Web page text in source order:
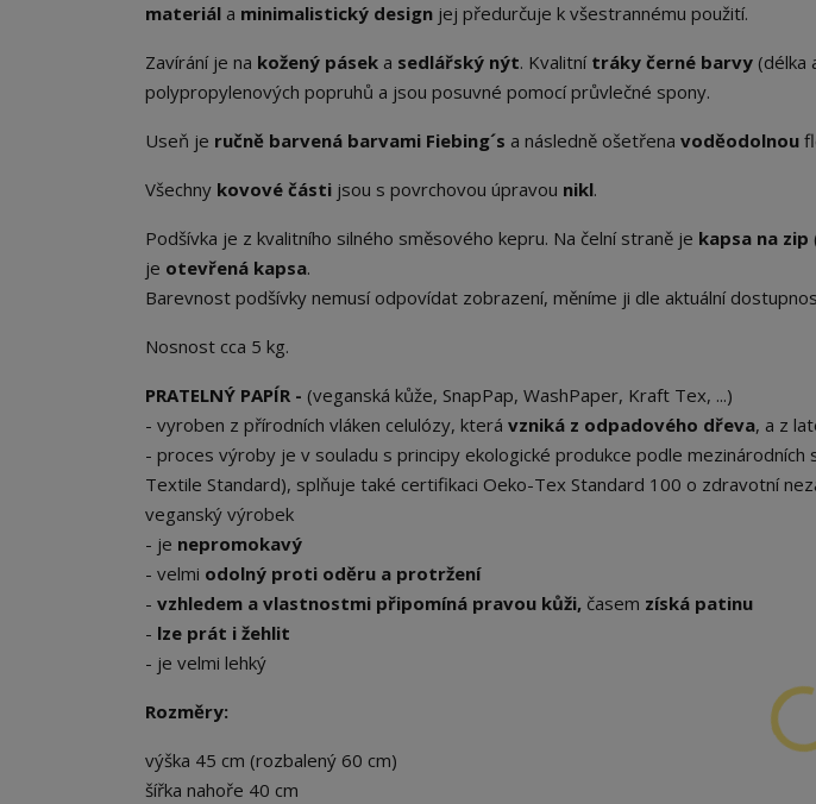
materiál a minimalistický design jej předurčuje k všestrannému použití.
Zavírání je na kožený pásek a sedlářský nýt. Kvalitnítráky černé barvy (délka
polypropylenových popruhů a jsou posuvné pomocí průvlečné spony.
Useň je ručně barvená barvami Fiebing´s a následně ošetřena voděodolnou
Všechny kovové části jsou s povrchovou úpravou nikl.
Podšívka je z kvalitního silného směsového kepru. Na čelní straně je kapsa na zip
je otevřená kapsa.
Barevnost podšívky nemusí odpovídat zobrazení, měníme ji dle aktuální
Nosnost cca 5 kg.
PRATELNÝ PAPÍR - (veganská kůže, SnapPap, WashPaper, Kraft Tex, ...)
- vyroben z přírodních vláken celulózy, která vzniká z odpadového dřeva, a z
- proces výroby je v souladu s principy ekologické produkce podle mezinárodních
Textile Standard), splňuje také certifikaci Oeko-Tex Standard 100 o zdravotní
veganský výrobek
- je nepromokavý
- velmi odolný proti oděru a protržení
- vzhledem a vlastnostmi připomíná pravou kůži, časem získá patinu
- lze prát i žehlit
- je velmi lehký
Rozměry:
výška 45 cm (rozbalený 60 cm)
šířka nahoře 40 cm